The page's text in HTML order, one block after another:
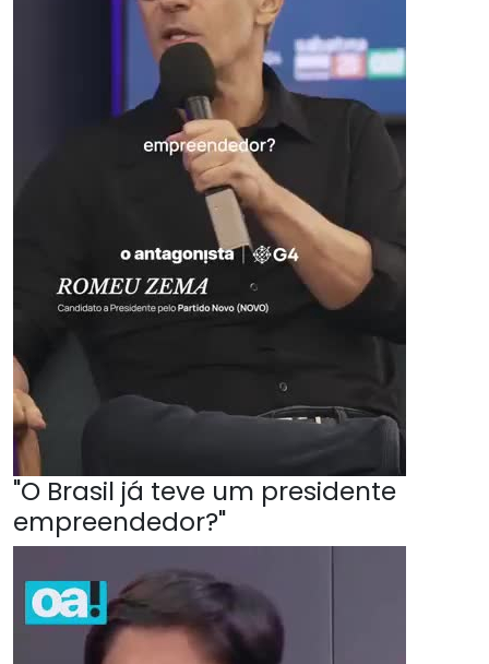
"O Brasil já teve um presidente
empreendedor?"